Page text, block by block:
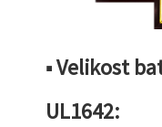
■ Velikost
UL1642: